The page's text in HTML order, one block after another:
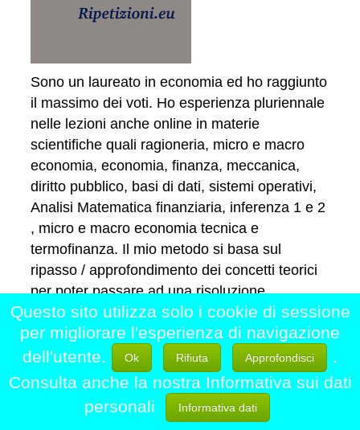
Sono un laureato in economia ed ho raggiunto
il massimo dei voti. Ho esperienza pluriennale
nelle lezioni anche online in materie
scientifiche quali ragioneria, micro e macro
economia, economia, finanza, meccanica,
diritto pubblico, basi di dati, sistemi operativi,
Analisi Matematica finanziaria, inferenza 1 e 2
, micro e macro economia tecnica e
termofinanza. Il mio metodo si basa sul
ripasso / approfondimento dei concetti teorici
per poter passare ad una risoluzione
consapevole degli esercizi proposti.
Contatta
Analisi Matematica Algebra e Geometria e
Questo sito utilizza solo i cookie di sessione
per migliorare l'esperienza di navigazione
dell'utente.
Ok Rifiuta Approfondisci
Consulta anche la nostra Informativa sui dati
personali
Informativa dati